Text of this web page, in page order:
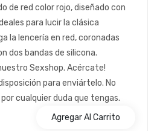
de red color rojo, diseñado con
para lucir la clásica
la lencería en red, coronadas
dos bandas de silicona.
Sexshop. Acércate!
para enviártelo. No
cualquier duda que tengas.
Agregar Al Carrito